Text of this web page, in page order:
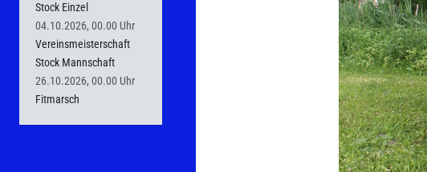
Stock Einzel
04.10.2026, 00.00 Uhr
Vereinsmeisterschaft
Stock Mannschaft
26.10.2026, 00.00 Uhr
Fitmarsch